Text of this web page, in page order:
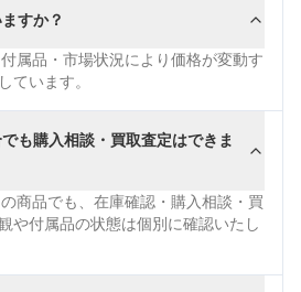
すか？
属品・市場状況により価格が変動す
ています。
も購入相談・買取査定はできま
商品でも、在庫確認・購入相談・買
や付属品の状態は個別に確認いたし